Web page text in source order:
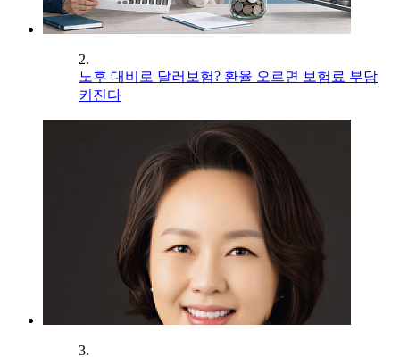
2.
노후 대비로 달러보험? 환율 오르면 보험료 부담
커진다
3.